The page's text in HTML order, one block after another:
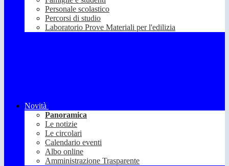
Personale scolastico
Percorsi di studio
Laboratorio Prove Materiali per l'edilizia
Novità
Panoramica
Le notizie
Le circolari
Calendario eventi
Albo online
Amministrazione Trasparente